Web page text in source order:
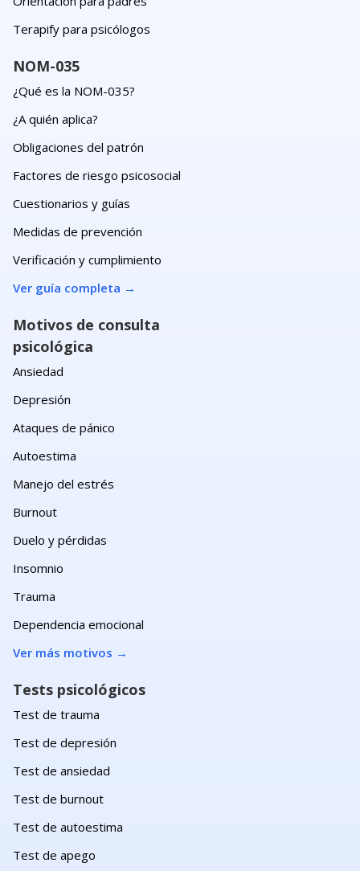
Terapify para psicólogos
NOM-035
¿Qué es la NOM-035?
¿A quién aplica?
Obligaciones del patrón
Factores de riesgo psicosocial
Cuestionarios y guías
Medidas de prevención
Verificación y cumplimiento
Ver guía completa →
Motivos de consulta
psicológica
Ansiedad
Depresión
Ataques de pánico
Autoestima
Manejo del estrés
Burnout
Duelo y pérdidas
Insomnio
Trauma
Dependencia emocional
Ver más motivos →
Tests psicológicos
Test de trauma
Test de depresión
Test de ansiedad
Test de burnout
Test de autoestima
Test de apego